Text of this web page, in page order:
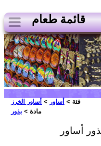
قائمة طعام
فئة > أساور > أساور الخرز
مادة > بذور